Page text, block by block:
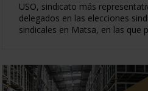
USO, sindicato más
delegados en las elecciones
sindicales en Matsa, en las que